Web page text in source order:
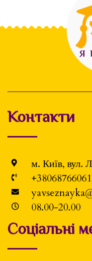
Контакти
м. Київ, вул.
08.00-20.00
Соціальні